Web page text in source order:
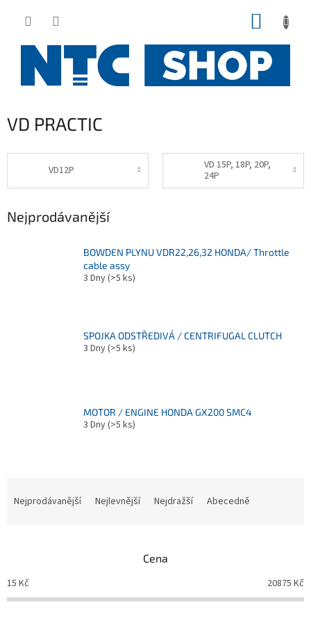
VD PRACTIC
VD12P
VD 15P, 18P, 20P,
24P
Nejprodávanější
BOWDEN PLYNU VDR22,26,32 HONDA/ Throttle
cable assy
3 Dny(>5 ks)
SPOJKA ODSTŘEDIVÁ / CENTRIFUGAL CLUTCH
3 Dny(>5 ks)
MOTOR / ENGINE HONDA GX200 SMC4
3 Dny(>5 ks)
p
r
o
Nejprodávanější Nejlevnější Nejdražší Abecedně
Cena
15 Kč 20875 Kč